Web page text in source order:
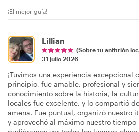
¡El mejor guía!
Lillian
(Sobre tu anfitrión
31 julio 2026
¡Tuvimos una experiencia excepcional
principio, fue amable, profesional y
conocimiento sobre la historia, la
locales fue excelente, y lo compartió
amena. Fue puntual, organizó nuestro
y aprovechó al máximo nuestro